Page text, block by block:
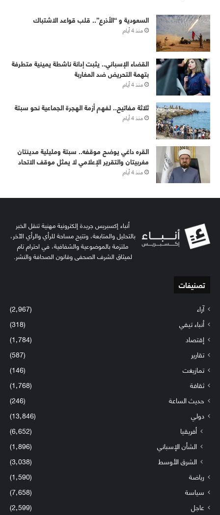
‏⁧‫السعودية‬⁩ و “الأذرع”.. قلب قواعد الاشتباك
منذ 4 أيام
القضاء الإسباني.. يثبت إدانة ناشطة يمينية متطرفة
بتهمة التحريض ضد المغاربة
منذ 4 أيام
ثلاثة مفاتيح.. لفهم أزمة الهجرة الجماعية نحو سبتة
منذ 4 أيام
القره داغي يوضح موقفه.. سبتة ومليلية مدينتان
مغربيتان والتقرير الإعلامي لا يمثل موقف الاتحاد
منذ 4 أيام
أنباء إكسبريس جريدة إلكترونية مهنية تنقل الخبر
بالتحليل والمتابعة، وتتيح مساحة للرأي والرأي الآخر،
ملتزمة بالموضوعية والشفافية، في احترام تام
لميثاق الشرف الصحفي وقانون الصحافة والنشر.
تصنيفات
آراء
(2٬967)
أنباء تيفي
(318)
إقتصاد
(1٬784)
تقارير
(587)
تمازيغت
(146)
ثقافة
(1٬768)
حديث الساعة
(246)
دولي
(13٬846)
أفريقيا
(6٬652)
الشأن الإسباني
(1٬896)
الشرق الأوسط
(3٬038)
رياضة
(1٬590)
سياسة
(7٬658)
عاجل
(2٬599)